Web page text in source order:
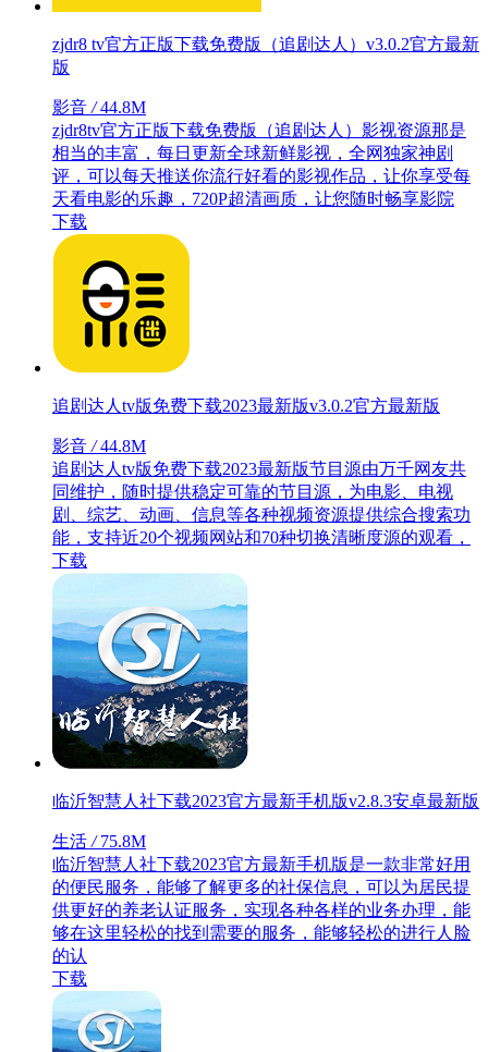
zjdr8 tv官方正版下载免费版（追剧达人）v3.0.2官方最新
版
影音 /44.8M
zjdr8tv官方正版下载免费版（追剧达人）影视资源那是
相当的丰富，每日更新全球新鲜影视，全网独家神剧
评，可以每天推送你流行好看的影视作品，让你享受每
天看电影的乐趣，720P超清画质，让您随时畅享影院
下载
追剧达人tv版免费下载2023最新版v3.0.2官方最新版
影音 /44.8M
追剧达人tv版免费下载2023最新版节目源由万千网友共
同维护，随时提供稳定可靠的节目源，为电影、电视
剧、综艺、动画、信息等各种视频资源提供综合搜索功
能，支持近20个视频网站和70种切换清晰度源的观看，
下载
临沂智慧人社下载2023官方最新手机版v2.8.3安卓最新版
生活 /75.8M
临沂智慧人社下载2023官方最新手机版是一款非常好用
的便民服务，能够了解更多的社保信息，可以为居民提
供更好的养老认证服务，实现各种各样的业务办理，能
够在这里轻松的找到需要的服务，能够轻松的进行人脸
的认
下载